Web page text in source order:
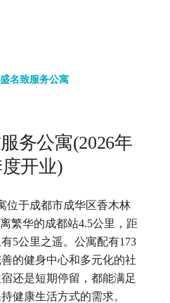
名致服务公寓
务公寓(2026年
开业)
位于成都市成华区香木林
繁华的成都站4.5公里，距
5公里之遥。公寓配有173
的健身中心和多元化的社
还是短期停留，都能满足
健康生活方式的需求。